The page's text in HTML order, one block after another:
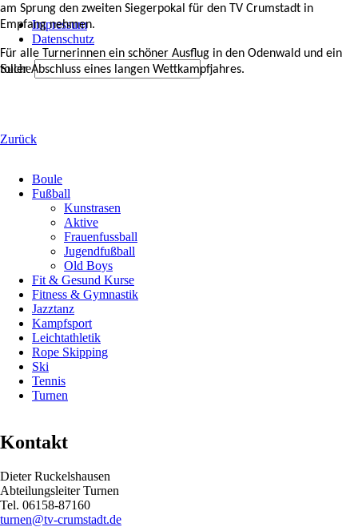
Navigation
überspringen
Impressum
Datenschutz
Suche
am Sprung den zweiten Siegerpokal für den TV Crumstadt in
Empfang nehmen.
Für alle Turnerinnen ein schöner Ausflug in den Odenwald und ein
toller Abschluss eines langen Wettkampfjahres.
Zurück
überspringen
Boule
Fußball
Kunstrasen
Aktive
Frauenfussball
Jugendfußball
Old Boys
Fit & Gesund Kurse
Fitness & Gymnastik
Jazztanz
Kampfsport
Leichtathletik
Rope Skipping
Ski
Tennis
Turnen
Kontakt
Dieter Ruckelshausen
Abteilungsleiter Turnen
Tel. 06158-87160
turnen@tv-crumstadt.de